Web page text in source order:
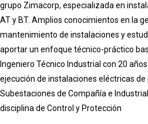
grupo Zimacorp, especializada en
AT y BT. Amplios conocimientos en la
mantenimiento de instalaciones y
aportar un enfoque técnico-práctico
Ingeniero Técnico Industrial con 20
ejecución de instalaciones eléctricas
Subestaciones de Compañía e
disciplina de Control y Protección